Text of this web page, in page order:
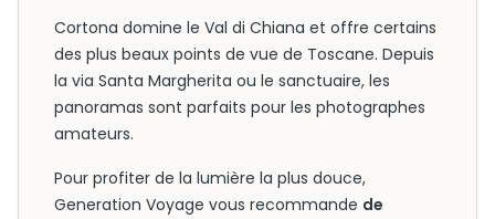
Cortona domine le Val di Chiana et offre certains
des plus beaux points de vue de Toscane. Depuis
la via Santa Margherita ou le sanctuaire, les
panoramas sont parfaits pour les photographes
amateurs.
Pour profiter de la lumière la plus douce,
Generation Voyage vous recommande de